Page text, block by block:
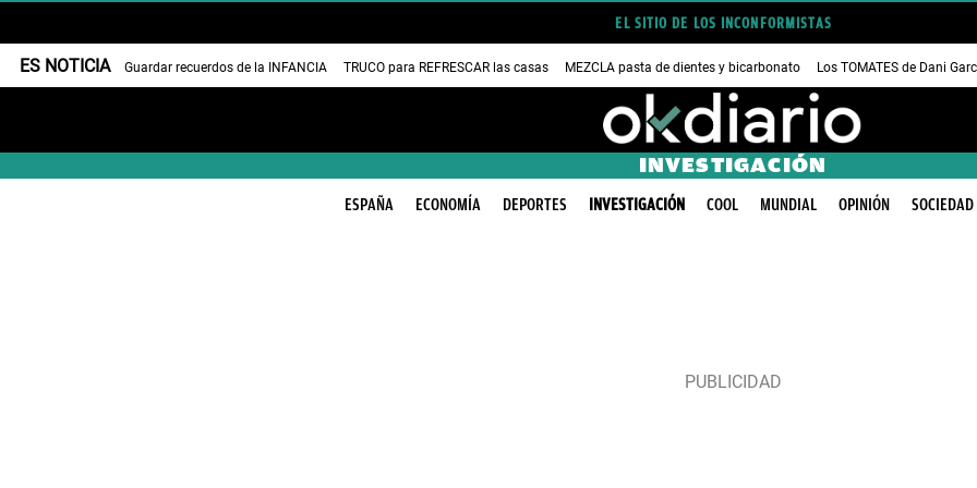
EL SITIO DE LOS INCONFORMISTAS
ES NOTICIA Guardar recuerdos de la INFANCIA TRUCO para REFRESCAR las casas MEZCLA pasta de dientes y bicarbonato Los TOMATES de Dani
INVESTIGACIÓN
ESPAÑA ECONOMÍA DEPORTES INVESTIGACIÓN COOL MUNDIAL OPINIÓN SOCIEDAD